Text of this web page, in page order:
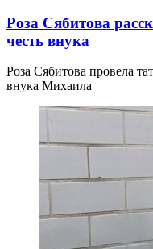
Роза Сябитова
честь внука
Роза Сябитова провела
внука Михаила